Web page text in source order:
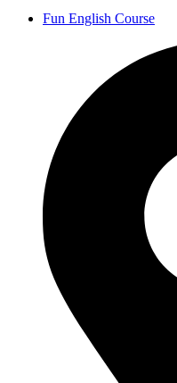
Fun English Course